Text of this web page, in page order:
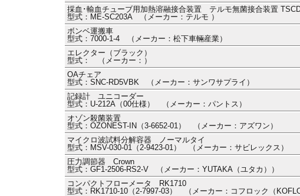
採血･輸血チューブ用加熱溶融接合装置 テルモ無菌接合装置
型式：ME-SC203A （メーカー：テルモ ）
ボンベ運搬車
型式：7000-1-4 （メーカー：松下車輛産業）
エレクター（ブラック）
型式： （メーカー：）
OAチェア
型式：SNC-RD5VBK （メーカー：サンワサプライ）
記録計 ユニコーダー
型式：U-212A（00仕様） （メーカー：パントス）
オゾン殺菌装置
型式：OZONEST-IN（3-6652-01） （メーカー：アズワン）
マイクロ波試料分解容器 ノーマルタイ
型式：MSV-030-01（2-9423-01） （メーカー：サビレックス）
圧力調節器 Crown
型式：GF1-2506-RS2-V （メーカー：YUTAKA（ユタカ））
コンパクトフローメータ RK1710
型式：RK1710-10（2-7997-03） （メーカー：コフロック（